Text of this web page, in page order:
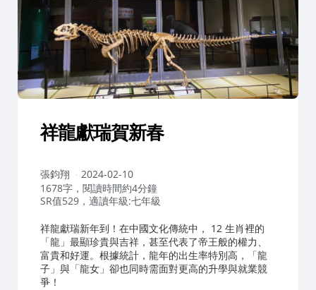
祥龍獻瑞賀新春
作
者：
張鈞翔
2024-02-10
1678字，閱讀時間約4分鐘
SR值529，適讀年級:七年級
祥龍獻瑞新年到！在中國文化傳統中， 12 生肖裡的
「龍」最顯珍貴與吉祥，甚至代表了帝王般的權力、
富貴和好運。根據統計，龍年的出生率特別高，「龍
子」與「龍女」卻也同時需面對更高的升學與就業競
爭！